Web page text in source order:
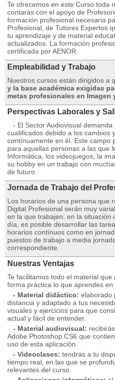
Te ofrecemos en este Curso toda
contarás con el apoyo de
formación profesional necesaria
Profesional, de Tutores Expertos
tu aprendizaje y de material
actualizados. La formación
certificada por AENOR.
Empleabilidad y Trabajo
Nuestros cursos están dirigidos a
y la base académica exigidas
metas profesionales en Imagen
Perspectivas Laborales y
- El Sector Audiovisual
cualificados debido a los cambios
contínuamente en él. Este campo
para aquellas personas a las que
Informática, los videojuegos, la
su hobby en un trabajo con
de futuro.
Jornada de Trabajo del
Los horarios de una persona que
Digital Profesional serán muy
en la que trabajen: en la situación
día, es posible desarrollar las
horarios contínuos como en
puestos de trabajo a media
correspondiente.
Nuestras Ventajas
Te facilitamos todo el material
forma práctica lo que aprendes en
- Material didáctico: elaborado
distancia y adaptado a tus
visuales y ejercicios para que
actual y fácil de entender.
- Material audiovisual:
Adobe Photoshop CS6 que
uso de esta aplicación.
- Videoclases: tendrás a tu
tiempo real, en las que se
relevantes del curso.